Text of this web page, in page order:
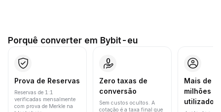
Porquê converter em Bybit-eu
Prova de Reservas
Reservas de 1:1
verificadas mensalmente
com prova de Merkle na
Zero taxas de
conversão
Sem custos ocultos. A
cotação é a taxa final que
Mais de
milhões